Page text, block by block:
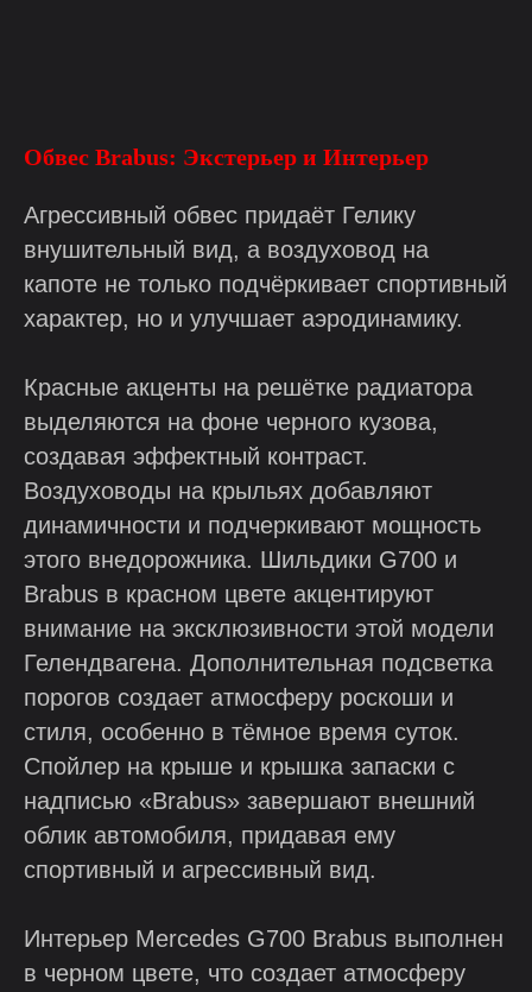
Обвес Brabus: Экстерьер и Интерьер
Агрессивный обвес придаёт Гелику
внушительный вид, а воздуховод на
капоте не только подчёркивает спортивный
характер, но и улучшает аэродинамику.
Красные акценты на решётке радиатора
выделяются на фоне черного кузова,
создавая эффектный контраст.
Воздуховоды на крыльях добавляют
динамичности и подчеркивают мощность
этого внедорожника. Шильдики G700 и
Brabus в красном цвете акцентируют
внимание на эксклюзивности этой модели
Гелендвагена. Дополнительная подсветка
порогов создает атмосферу роскоши и
стиля, особенно в тёмное время суток.
Спойлер на крыше и крышка запаски с
надписью «Brabus» завершают внешний
облик автомобиля, придавая ему
спортивный и агрессивный вид.
Интерьер Mercedes G700 Brabus выполнен
в черном цвете, что создает атмосферу